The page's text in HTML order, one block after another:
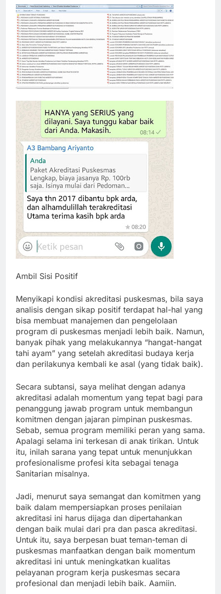
Ambil Sisi Positif
Menyikapi kondisi akreditasi puskesmas, bila saya
analisis dengan sikap positif terdapat hal-hal yang
bisa membuat manajemen dan pengelolaan
program di puskesmas menjadi lebih baik. Namun,
banyak pihak yang melakukannya “hangat-hangat
tahi ayam” yang setelah akreditasi budaya kerja
dan perilakunya kembali ke asal (yang tidak baik).
Secara subtansi, saya melihat dengan adanya
akreditasi adalah momentum yang tepat bagi para
penanggung jawab program untuk membangun
komitmen dengan jajaran pimpinan puskesmas.
Sebab, semua program memiliki peran yang sama.
Apalagi selama ini terkesan di anak tirikan. Untuk
itu, inilah sarana yang tepat untuk menunjukkan
profesionalisme profesi kita sebagai tenaga
Sanitarian misalnya.
Jadi, menurut saya semangat dan komitmen yang
baik dalam mempersiapkan proses penilaian
akreditasi ini harus dijaga dan dipertahankan
dengan baik mulai dari pra dan pasca akreditasi.
Untuk itu, saya berpesan buat teman-teman di
puskesmas manfaatkan dengan baik momentum
akreditasi ini untuk meningkatkan kualitas
pelayanan program kerja puskesmas secara
profesional dan menjadi lebih baik. Aamiin.